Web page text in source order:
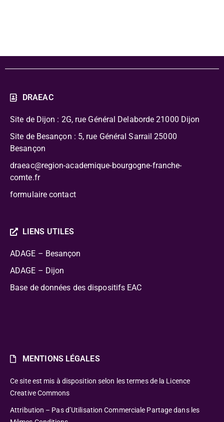
DRAEAC
Site de Dijon : 2G, rue Général Delaborde 21000 Dijon
Site de Besançon : 5, rue Général Sarrail 25000
Besançon
draeac@region-academique-bourgogne-franche-
comte.fr
formulaire contact
LIENS UTILES
ADAGE – Besançon
ADAGE – Dijon
Base de données des dispositifs EAC
MENTIONS LÉGALES
Ce site est mis à disposition selon les termes de la Licence
Creative Commons
Attribution – Pas d’Utilisation Commerciale Partage dans les